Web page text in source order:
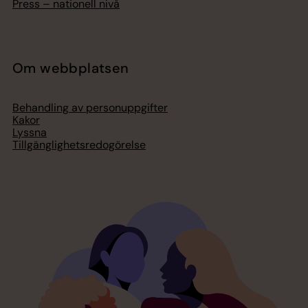
Press – nationell nivå
Om webbplatsen
Behandling av personuppgifter
Kakor
Lyssna
Tillgänglighetsredogörelse